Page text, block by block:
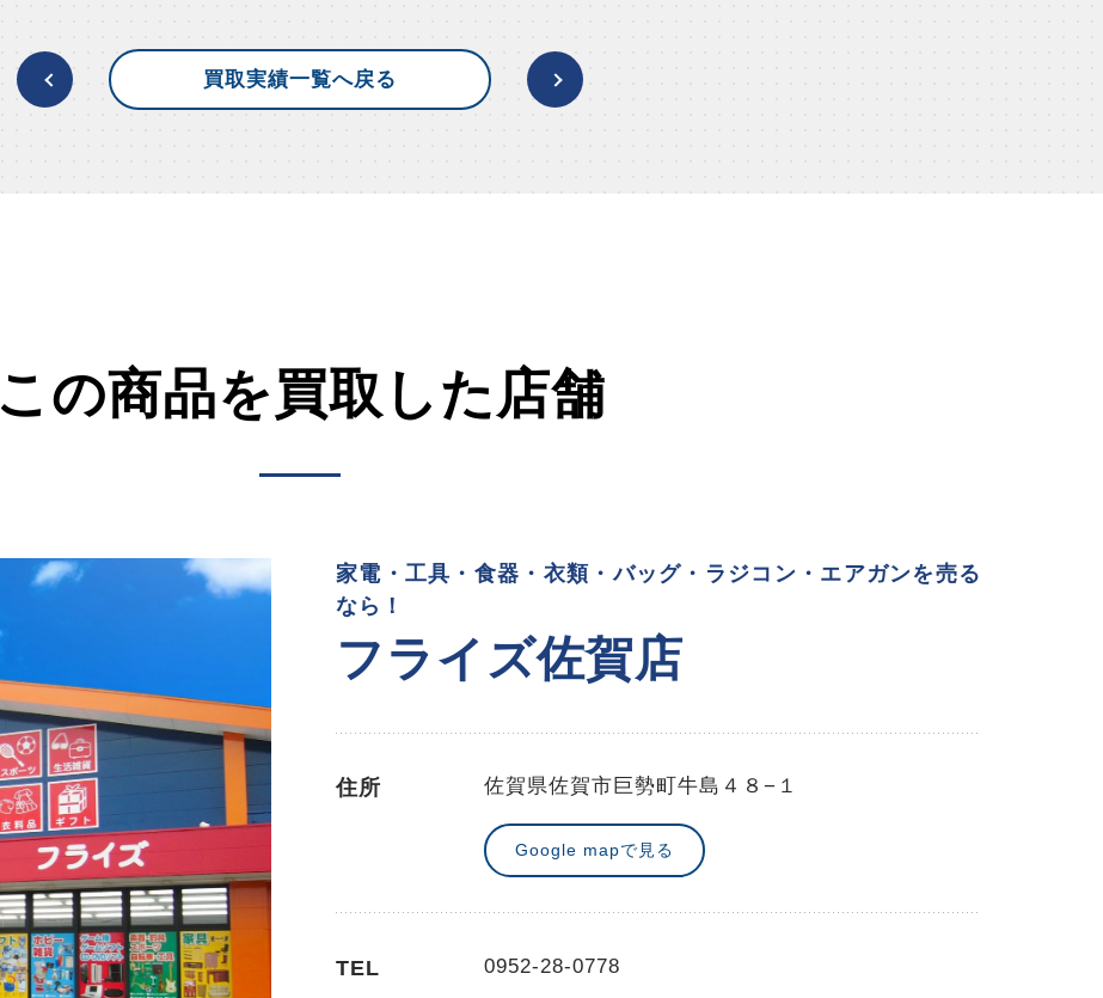
買取実績一覧へ戻る
この商品を買取した店舗
家電・工具・食器・衣類・バッグ・ラジコン・エアガンを売る
なら！
フライズ佐賀店
住所 佐賀県佐賀市巨勢町牛島４８−１
Google mapで見る
TEL 0952-28-0778